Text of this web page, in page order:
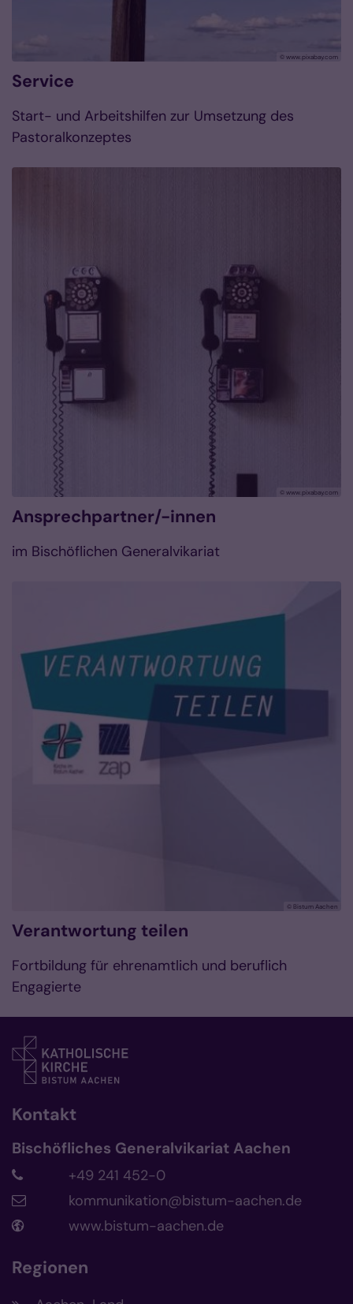
© www.pixabay.com
Service
Start- und Arbeitshilfen zur Umsetzung des
Pastoralkonzeptes
© www.pixabay.com
Ansprechpartner/-innen
im Bischöflichen Generalvikariat
© Bistum Aachen
Verantwortung teilen
Fortbildung für ehrenamtlich und beruflich
Engagierte
Kontakt
Bischöfliches Generalvikariat Aachen
+49 241 452-0
kommunikation@bistum-aachen.de
www.bistum-aachen.de
Regionen